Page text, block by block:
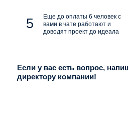
Еще до оплаты 6 человек с
вами в чате работают и
доводят проект до идеала
Если у вас есть вопрос,
директору компании!